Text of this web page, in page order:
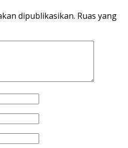
dipublikasikan. Ruas yang